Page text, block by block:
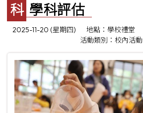
科學科評估
2025-11-20 (星期四) 地點：學校禮堂
活動類別：校內活動